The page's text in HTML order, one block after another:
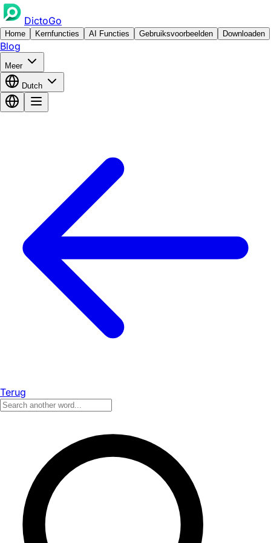
DictoGo
Home Kernfuncties AI Functies Gebruiksvoorbeelden Downloaden
Blog
Meer
Dutch
Terug